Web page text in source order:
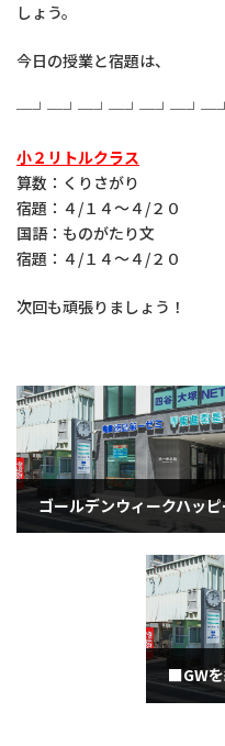
しょう。
今日の授業と宿題は、
─┘─┘─┘─┘─┘─┘─┘
小２リトルクラス
算数：くりさがり
宿題：４/１４～４/２０
国語：ものがたり文
宿題：４/１４～４/２０
次回も頑張りましょう！
■GWを